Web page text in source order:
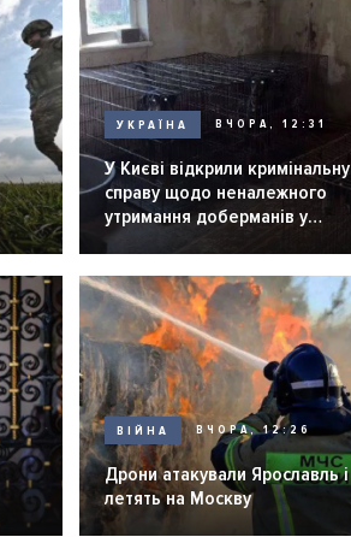
УКРАЇНА ВЧОРА, 12:31
У Києві відкрили кримінальну
справу щодо неналежного
утримання доберманів у
розпліднику
ВІЙНА ВЧОРА, 12:26
Дрони атакували Ярославль і
летять на Москву